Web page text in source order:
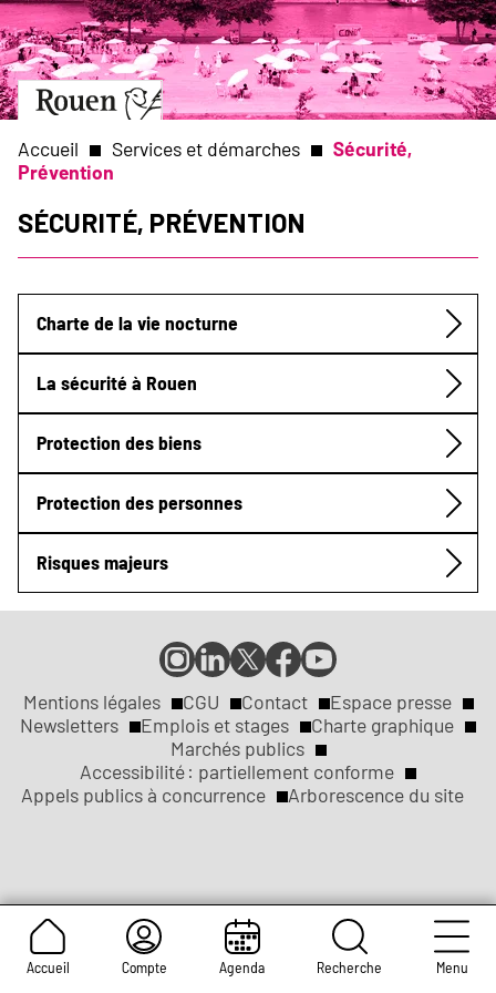
Aller
au
contenu
principal
Aller
à
page
Slide
1
of
1
Accueil Compte Agenda Recherche Menu
Fil
d'Ariane
Accueil Services et démarches
Sécurité,
Prévention
Sécurité, Prévention
Submenu
Charte de la vie nocturne
La sécurité à Rouen
Protection des biens
Protection des personnes
Risques majeurs
Réseaux
sociaux
Compte
Instagram
de
la
ville
de
Rouen
Compte
LinkedIn
de
la
ville
de
Rouen
Compte
X
de
la
ville
de
Rouen
Page
Facebook
de
la
ville
de
Rouen
Page
YouTube
de
la
ville
de
Rouen
Liens
légaux
Mentions légales CGU Contact
Espace presse
Newsletters
Emplois et stages
Charte graphique
Marchés publics
Accessibilité : partiellement conforme
Appels publics à concurrence
Arborescence du site